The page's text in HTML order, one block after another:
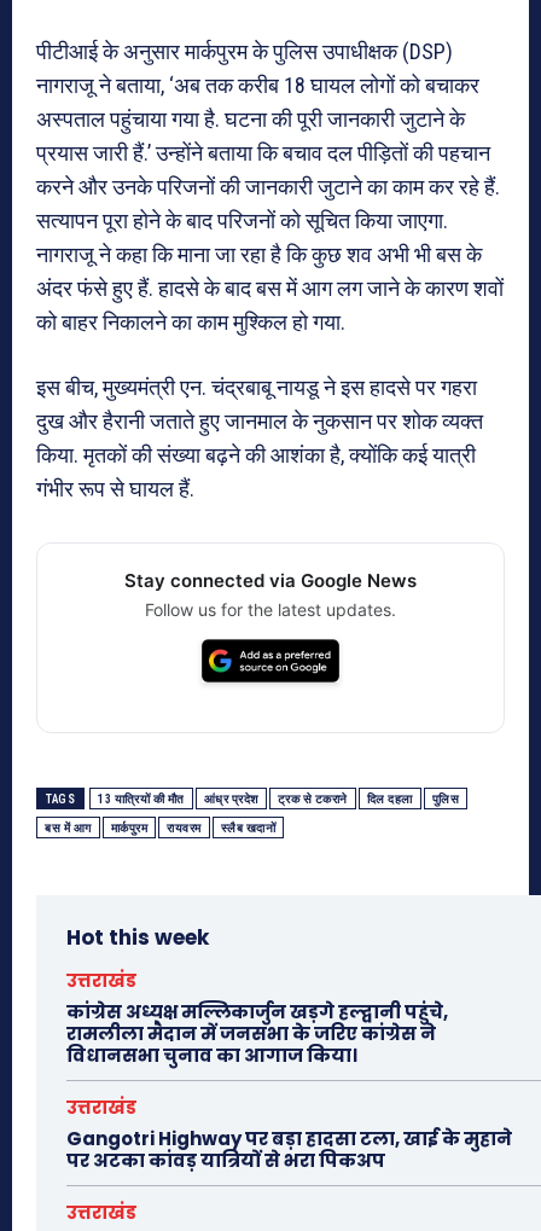
पीटीआई के अनुसार मार्कपुरम के पुलिस उपाधीक्षक (DSP)
नागराजू ने बताया, ‘अब तक करीब 18 घायल लोगों को बचाकर
अस्पताल पहुंचाया गया है. घटना की पूरी जानकारी जुटाने के
प्रयास जारी हैं.’ उन्होंने बताया कि बचाव दल पीड़ितों की पहचान
करने और उनके परिजनों की जानकारी जुटाने का काम कर रहे हैं.
सत्यापन पूरा होने के बाद परिजनों को सूचित किया जाएगा.
नागराजू ने कहा कि माना जा रहा है कि कुछ शव अभी भी बस के
अंदर फंसे हुए हैं. हादसे के बाद बस में आग लग जाने के कारण शवों
को बाहर निकालने का काम मुश्किल हो गया.
इस बीच, मुख्यमंत्री एन. चंद्रबाबू नायडू ने इस हादसे पर गहरा
दुख और हैरानी जताते हुए जानमाल के नुकसान पर शोक व्यक्त
किया. मृतकों की संख्या बढ़ने की आशंका है, क्योंकि कई यात्री
गंभीर रूप से घायल हैं.
Stay connected via Google News
Follow us for the latest updates.
TAGS 13 यात्रियों की मौत आंध्र प्रदेश ट्रक से टकराने दिल दहला पुलिस
बस में आग मार्कपुरम रायवरम स्लैब खदानों
Hot this week
उत्तराखंड
कांग्रेस अध्यक्ष मल्लिकार्जुन खड़गे हल्द्वानी पहुंचे,
रामलीला मैदान में जनसभा के जरिए कांग्रेस ने
विधानसभा चुनाव का आगाज किया।
उत्तराखंड
Gangotri Highway पर बड़ा हादसा टला, खाई के मुहाने
पर अटका कांवड़ यात्रियों से भरा पिकअप
उत्तराखंड